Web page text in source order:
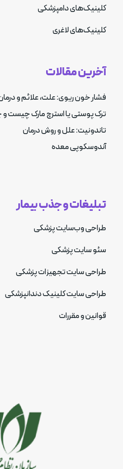
تبلیغات و جذب بیمار
طراحی وب‌سایت پزشکی
سئو سایت پزشکی
طراحی سایت تجهیزات پزشکی
طراحی سایت کلینیک دندانپزشکی
قوانین و مقررات
آخرین مقالات
فشار خون ریوی: علت، علائم و
ترک پوستی یا استرچ مارک چیست و
تاندونیت: علل و روش درمان
آندوسکوپی معده
کلینیک‌های دامپزشکی
کلینیک‌های لاغری